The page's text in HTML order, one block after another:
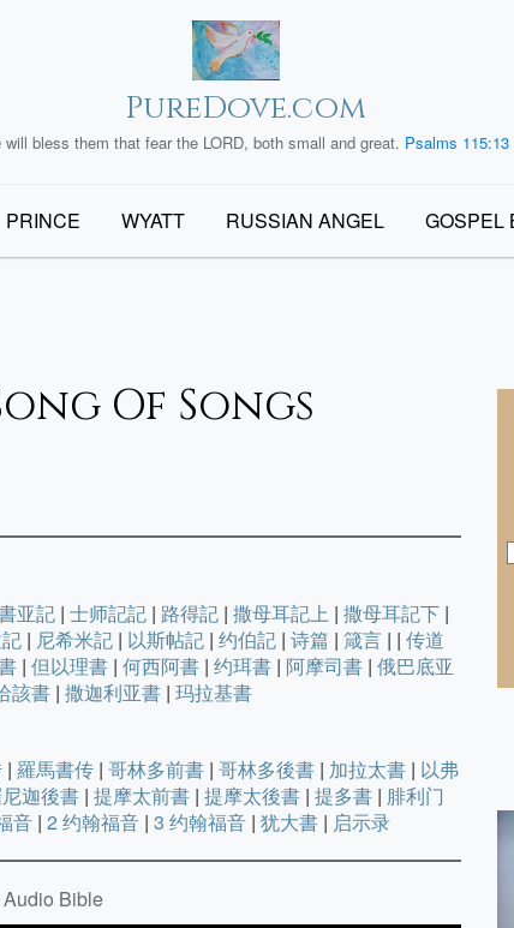
PureDove.com
will bless them that fear the LORD, both small and great. Psalms 115:13
PRINCE WYATT RUSSIAN ANGEL GOSPEL
Of Songs
亚記 | 士师記記 | 路得記 | 撒母耳記上 | 撒母耳記下 |
| 尼希米記 | 以斯帖記 | 约伯記 | 诗篇 | 箴言 | | 传道
| 但以理書 | 何西阿書 | 约珥書 | 阿摩司書 | 俄巴底亚
該書 | 撒迦利亚書 | 玛拉基書
| 羅馬書传 | 哥林多前書 | 哥林多後書 | 加拉太書 | 以弗
迦後書 | 提摩太前書 | 提摩太後書 | 提多書 | 腓利门
音 | 2 约翰福音 | 3 约翰福音 | 犹大書 | 启示录
Bible